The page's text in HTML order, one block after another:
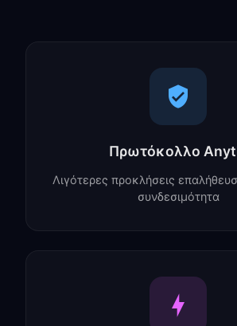
Πρωτόκολλο
Λιγότερες προκλήσεις
συνδεσιμότητα